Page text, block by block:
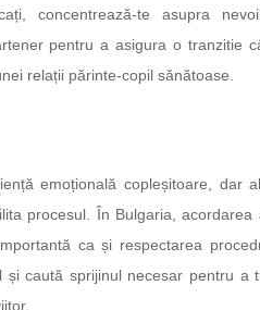
concentrează-te asupra
pentru a asigura o tranzitie
relații părinte-copil sănătoase.
emoțională copleșitoare, dar
procesul. În Bulgaria,
ca și respectarea
și caută sprijinul necesar pentru a